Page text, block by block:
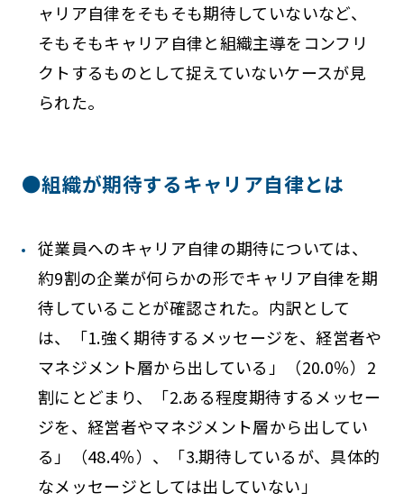
ャリア自律をそもそも期待していないなど、
そもそもキャリア自律と組織主導をコンフリ
クトするものとして捉えていないケースが見
られた。
●組織が期待するキャリア自律とは
従業員へのキャリア自律の期待については、
約9割の企業が何らかの形でキャリア自律を期
待していることが確認された。内訳として
は、「1.強く期待するメッセージを、経営者や
マネジメント層から出している」（20.0％）2
割にとどまり、「2.ある程度期待するメッセー
ジを、経営者やマネジメント層から出してい
る」（48.4％）、「3.期待しているが、具体的
なメッセージとしては出していない」